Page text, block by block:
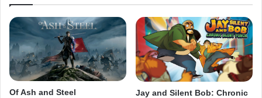
Of Ash and Steel
Jay and Silent Bob: Chronic